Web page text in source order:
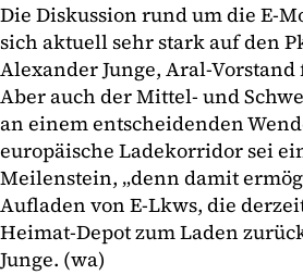
Die Diskussion rund um die E-
sich aktuell sehr stark auf den
Alexander Junge, Aral-
Aber auch der Mittel- und
an einem entscheidenden
europäische Ladekorridor sei
Meilenstein, „denn damit
Aufladen von E-Lkws, die
Heimat-Depot zum Laden
Junge. (wa)